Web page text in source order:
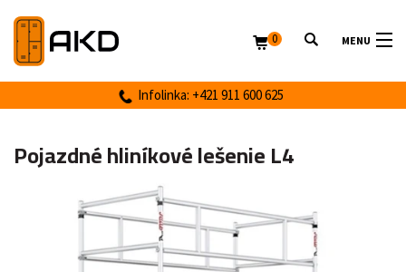
MENU
Infolinka: +421 911 600 625
0
Pojazdné hliníkové lešenie L4